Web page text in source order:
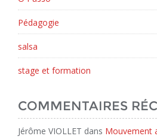
Pédagogie
salsa
stage et formation
COMMENTAIRES
Jérôme VIOLLET dans Mouvement